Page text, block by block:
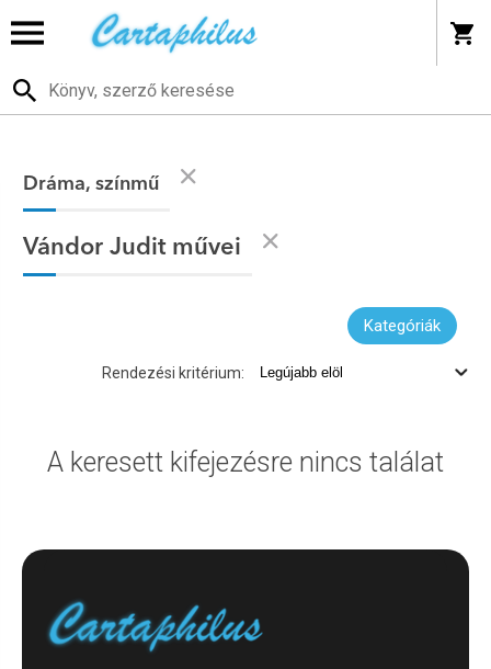
Dráma, színmű
Vándor Judit művei
Kategóriák
Rendezési kritérium:
A keresett kifejezésre nincs találat